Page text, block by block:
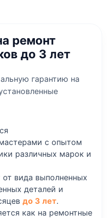
ремонт
до 3 лет
гарантию на
с опытом
различных марок и
от вида выполненных
деталей и
до 3 лет.
как на ремонтные